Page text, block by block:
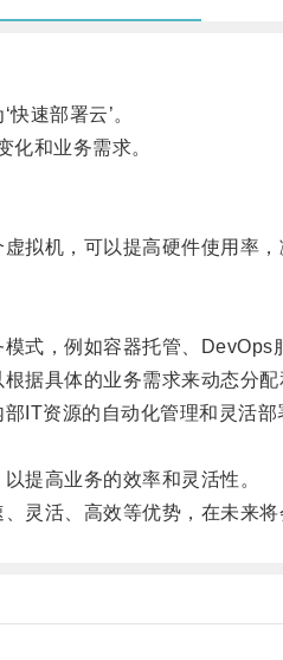
速部署云’。
和业务需求。
机，可以提高硬件使用率，
，例如容器托管、DevOps
具体的业务需求来动态分配
资源的自动化管理和灵活
提高业务的效率和灵活性。
活、高效等优势，在未来